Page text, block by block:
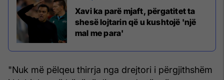
Xavi ka parë mjaft, përgatitet ta
shesë lojtarin që u kushtojë 'një
mal me para'
"Nuk më pëlqeu thirrja nga drejtori i përgjithshëm